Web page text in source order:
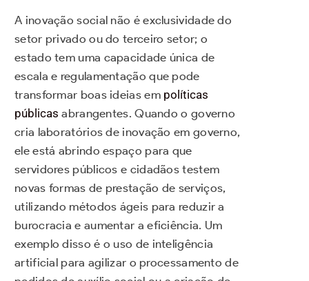
A inovação social não é exclusividade do
setor privado ou do terceiro setor; o
estado tem uma capacidade única de
escala e regulamentação que pode
transformar boas ideias em políticas
públicas abrangentes. Quando o governo
cria laboratórios de inovação em governo,
ele está abrindo espaço para que
servidores públicos e cidadãos testem
novas formas de prestação de serviços,
utilizando métodos ágeis para reduzir a
burocracia e aumentar a eficiência. Um
exemplo disso é o uso de inteligência
artificial para agilizar o processamento de